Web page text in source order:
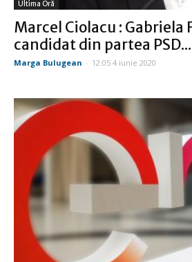
Ultima Oră
Marcel Ciolacu : Gabriela
candidat din partea PSD...
Marga Bulugean - 12:05 4 iunie 2020